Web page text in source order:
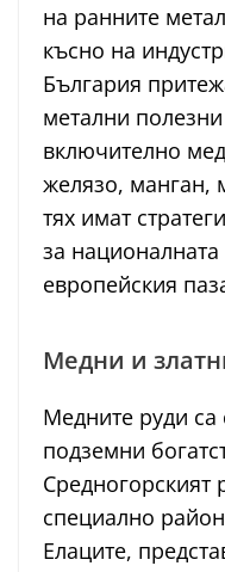
на ранните
късно на
България
метални
включително
желязо, манган,
тях имат
за
европейския
Медни и
Медните руди
подземни
Средногорският
специално
Елаците,